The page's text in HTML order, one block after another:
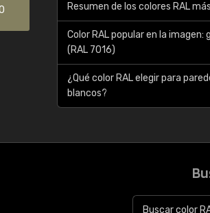
Resumen de los colores RAL
Color RAL popular en la
(RAL 7016)
¿Qué color RAL elegir para
blancos?